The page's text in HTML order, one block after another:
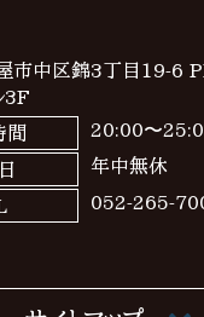
市中区錦3丁目19-6
3F
間
20:00〜
年中無休
052-265-